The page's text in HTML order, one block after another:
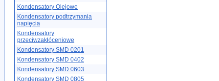
Kondensatory Olejowe
Kondensatory podtrzymania
napięcia
Kondensatory
przeciwzakłóceniowe
Kondensatory SMD 0201
Kondensatory SMD 0402
Kondensatory SMD 0603
Kondensatory SMD 0805